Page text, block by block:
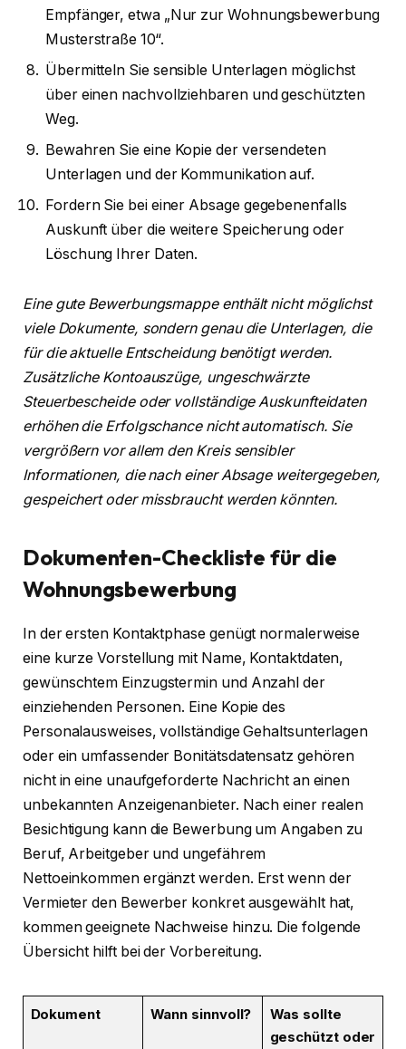
Empfänger, etwa „Nur zur Wohnungsbewerbung
Musterstraße 10“.
Übermitteln Sie sensible Unterlagen möglichst
über einen nachvollziehbaren und geschützten
Weg.
Bewahren Sie eine Kopie der versendeten
Unterlagen und der Kommunikation auf.
Fordern Sie bei einer Absage gegebenenfalls
Auskunft über die weitere Speicherung oder
Löschung Ihrer Daten.
Eine gute Bewerbungsmappe enthält nicht möglichst
viele Dokumente, sondern genau die Unterlagen, die
für die aktuelle Entscheidung benötigt werden.
Zusätzliche Kontoauszüge, ungeschwärzte
Steuerbescheide oder vollständige Auskunfteidaten
erhöhen die Erfolgschance nicht automatisch. Sie
vergrößern vor allem den Kreis sensibler
Informationen, die nach einer Absage weitergegeben,
gespeichert oder missbraucht werden könnten.
Dokumenten-Checkliste für die
Wohnungsbewerbung
In der ersten Kontaktphase genügt normalerweise
eine kurze Vorstellung mit Name, Kontaktdaten,
gewünschtem Einzugstermin und Anzahl der
einziehenden Personen. Eine Kopie des
Personalausweises, vollständige Gehaltsunterlagen
oder ein umfassender Bonitätsdatensatz gehören
nicht in eine unaufgeforderte Nachricht an einen
unbekannten Anzeigenanbieter. Nach einer realen
Besichtigung kann die Bewerbung um Angaben zu
Beruf, Arbeitgeber und ungefährem
Nettoeinkommen ergänzt werden. Erst wenn der
Vermieter den Bewerber konkret ausgewählt hat,
kommen geeignete Nachweise hinzu. Die folgende
Übersicht hilft bei der Vorbereitung.
Dokument Wann sinnvoll?
Was sollte
geschützt oder